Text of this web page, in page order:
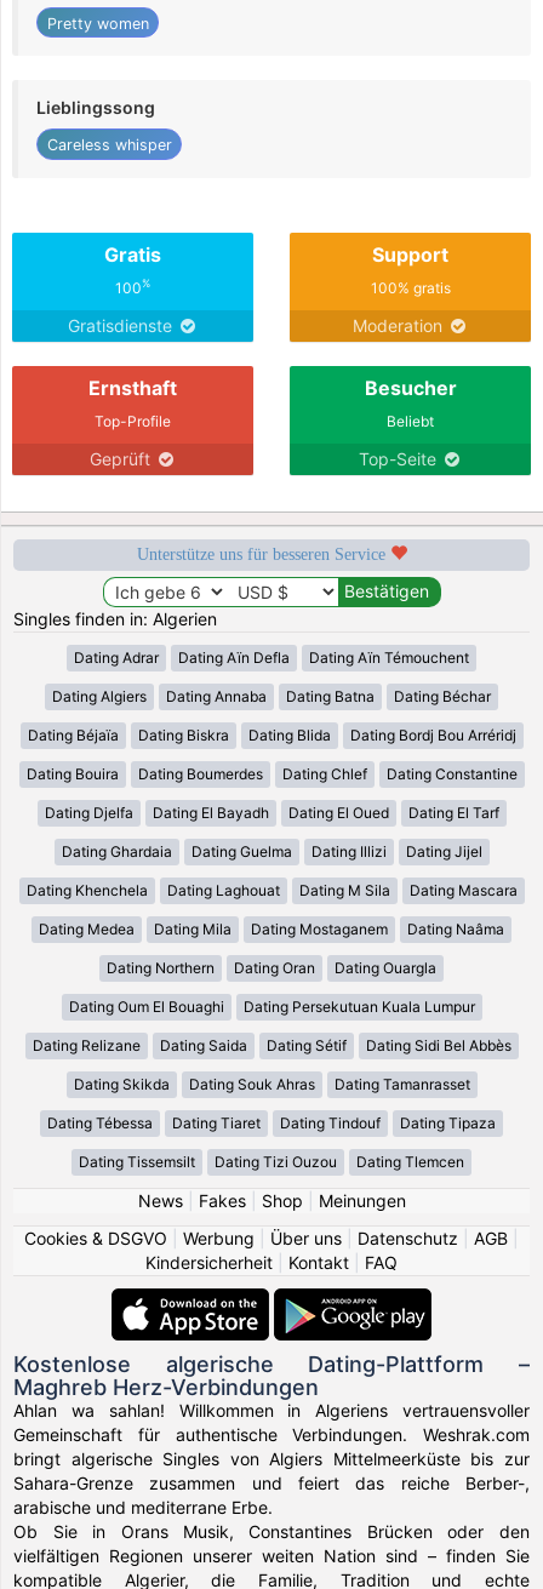
Pretty women
Lieblingssong
Careless whisper
Gratis
100%
Gratisdienste
Support
100% gratis
Moderation
Ernsthaft
Top-Profile
Geprüft
Besucher
Beliebt
Top-Seite
Unterstütze uns für besseren Service
Singles finden in: Algerien
Dating Adrar Dating Aïn Defla Dating Aïn Témouchent
Dating Algiers Dating Annaba Dating Batna Dating Béchar
Dating Béjaïa Dating Biskra Dating Blida Dating Bordj Bou Arréridj
Dating Bouira Dating Boumerdes Dating Chlef Dating Constantine
Dating Djelfa Dating El Bayadh Dating El Oued Dating El Tarf
Dating Ghardaia Dating Guelma Dating Illizi Dating Jijel
Dating Khenchela Dating Laghouat Dating M Sila Dating Mascara
Dating Medea Dating Mila Dating Mostaganem Dating Naâma
Dating Northern Dating Oran Dating Ouargla
Dating Oum El Bouaghi Dating Persekutuan Kuala Lumpur
Dating Relizane Dating Saida Dating Sétif Dating Sidi Bel Abbès
Dating Skikda Dating Souk Ahras Dating Tamanrasset
Dating Tébessa Dating Tiaret Dating Tindouf Dating Tipaza
Dating Tissemsilt Dating Tizi Ouzou Dating Tlemcen
News| Fakes| Shop
Meinungen
Cookies & DSGVO
Werbung Über uns Datenschutz AGB
Kindersicherheit
Kontakt FAQ
Kostenlose algerische Dating-Plattform –
Maghreb Herz-Verbindungen
Ahlan wa sahlan! Willkommen in Algeriens vertrauensvoller
Gemeinschaft für authentische Verbindungen. Weshrak.com
bringt algerische Singles von Algiers Mittelmeerküste bis zur
Sahara-Grenze zusammen und feiert das reiche Berber-,
arabische und mediterrane Erbe.
Ob Sie in Orans Musik, Constantines Brücken oder den
vielfältigen Regionen unserer weiten Nation sind – finden Sie
kompatible Algerier, die Familie, Tradition und echte